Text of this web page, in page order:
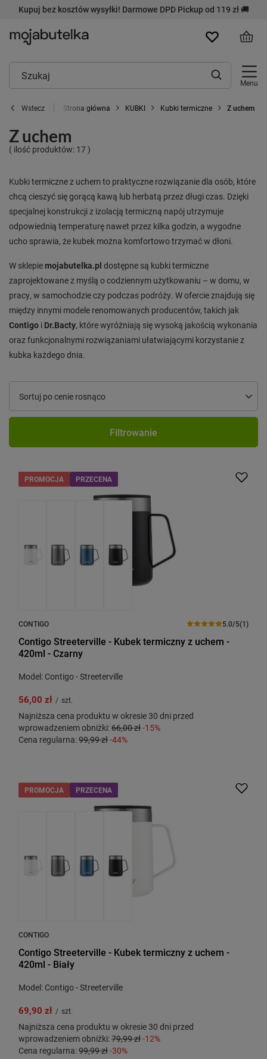
Kupuj bez kosztów wysyłki! Darmowe DPD Pickup od 119 zł 🚚
Menu
Wstecz Strona główna KUBKI Kubki termiczne Z uchem
Z uchem
( ilość produktów: 17)
Kubki termiczne z uchem to praktyczne rozwiązanie dla osób, które
chcą cieszyć się gorącą kawą lub herbatą przez długi czas. Dzięki
specjalnej konstrukcji z izolacją termiczną napój utrzymuje
odpowiednią temperaturę nawet przez kilka godzin, a wygodne
ucho sprawia, że kubek można komfortowo trzymać w dłoni.
W sklepiemojabutelka.pl dostępne są kubki termiczne
zaprojektowane z myślą o codziennym użytkowaniu – w domu, w
pracy, w samochodzie czy podczas podróży. W ofercie znajdują się
między innymi modele renomowanych producentów, takich jak
Contigo i Dr.Bacty, które wyróżniają się wysoką jakością wykonania
oraz funkcjonalnymi rozwiązaniami ułatwiającymi korzystanie z
kubka każdego dnia.
Zmień sortowanie
Sortuj po cenie rosnąco
Filtrowanie
PROMOCJA PRZECENA
CONTIGO 5.0/5(1)
Contigo Streeterville - Kubek termiczny z uchem -
420ml - Czarny
Model: Contigo - Streeterville
56,00 zł / szt.
Najniższa cena produktu w okresie 30 dni przed
wprowadzeniem obniżki:66,00 zł-15%
Cena regularna:99,99 zł-44%
PROMOCJA PRZECENA
CONTIGO
Contigo Streeterville - Kubek termiczny z uchem -
420ml - Biały
Model: Contigo - Streeterville
69,90 zł / szt.
Najniższa cena produktu w okresie 30 dni przed
wprowadzeniem obniżki:79,99 zł-12%
Cena regularna:99,99 zł-30%